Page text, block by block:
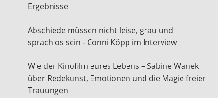
Ergebnisse
Abschiede müssen nicht leise, grau und
sprachlos sein - Conni Köpp im Interview
Wie der Kinofilm eures Lebens – Sabine Wanek
über Redekunst, Emotionen und die Magie freier
Trauungen